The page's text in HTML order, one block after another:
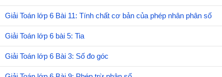
Giải Toán lớp 6 Bài 11: Tính chất cơ bản của phép nhân phân số
Giải Toán lớp 6 bài 5: Tia
Giải Toán lớp 6 Bài 3: Số đo góc